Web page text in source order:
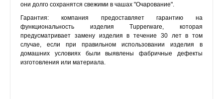
они долго сохранятся свежими в чашах "Очарование".
Гарантия: компания предоставляет гарантию на
функциональность изделия Tupperware, которая
предусматривает замену изделия в течение 30 лет в том
случае, если при правильном использовании изделия в
домашних условиях были выявлены фабричные дефекты
изготовления или материала.